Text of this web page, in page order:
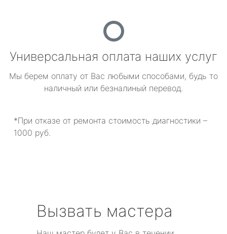
Универсальная оплата наших услуг
Мы берем оплату от Вас любыми способами, будь то
наличный или безналиный перевод.
*При отказе от ремонта стоимость диагностики –
1000 руб.
Вызвать мастера